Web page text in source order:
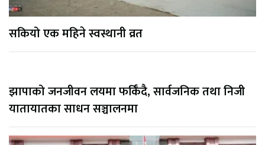
सकियो एक महिने स्वस्थानी व्रत
झापाको जनजीवन लयमा फर्किँदै, सार्वजनिक तथा निजी
यातायातका साधन सञ्चालनमा